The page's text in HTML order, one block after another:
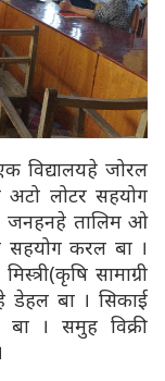
विद्यालयहे जोरल
लोटर सहयोग
जनहनहे तालिम ओ
सहयोग करल बा ।
सामाग्री
डेहल बा । सिकाई
। समुह विक्री